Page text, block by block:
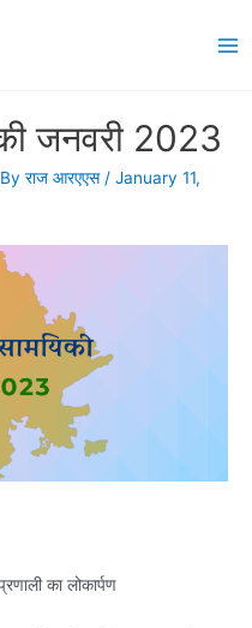
जनवरी 2023
राज आरएएस / January 11,
का लोकार्पण